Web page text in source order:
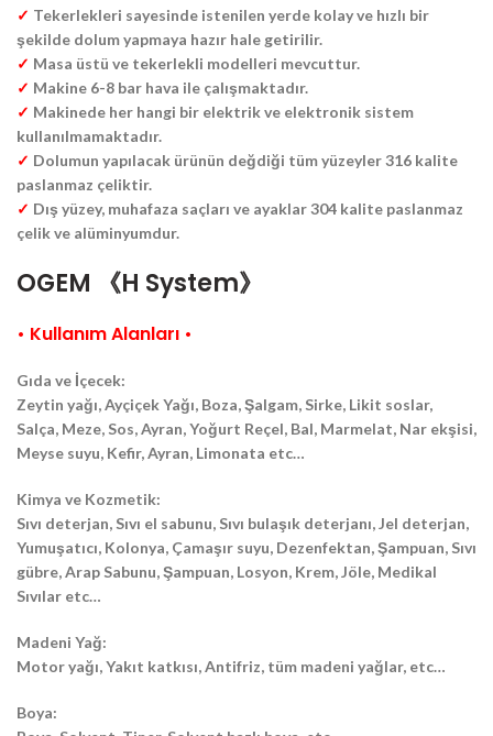
✓ Tekerlekleri sayesinde istenilen yerde kolay ve hızlı bir
şekilde dolum yapmaya hazır hale getirilir.
✓ Masa üstü ve tekerlekli modelleri mevcuttur.
✓ Makine 6-8 bar hava ile çalışmaktadır.
✓ Makinede her hangi bir elektrik ve elektronik sistem
kullanılmamaktadır.
✓ Dolumun yapılacak ürünün değdiği tüm yüzeyler 316 kalite
paslanmaz çeliktir.
✓ Dış yüzey, muhafaza saçları ve ayaklar 304 kalite paslanmaz
çelik ve alüminyumdur.
OGEM 《H System》
• Kullanım Alanları •
Gıda ve İçecek:
Zeytin yağı, Ayçiçek Yağı, Boza, Şalgam, Sirke, Likit soslar,
Salça, Meze, Sos, Ayran, Yoğurt Reçel, Bal, Marmelat, Nar ekşisi,
Meyse suyu, Kefir, Ayran, Limonata etc…
Kimya ve Kozmetik:
Sıvı deterjan, Sıvı el sabunu, Sıvı bulaşık deterjanı, Jel deterjan,
Yumuşatıcı, Kolonya, Çamaşır suyu, Dezenfektan, Şampuan, Sıvı
gübre, Arap Sabunu, Şampuan, Losyon, Krem, Jöle, Medikal
Sıvılar etc…
Madeni Yağ:
Motor yağı, Yakıt katkısı, Antifriz, tüm madeni yağlar, etc…
Boya: